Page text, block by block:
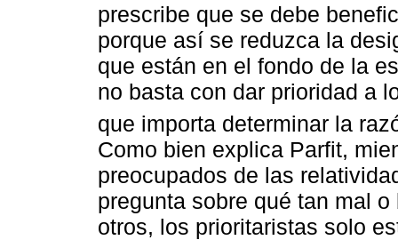
prescribe que se debe
porque así se reduzca la
que están en el fondo de la
no basta con dar prioridad a
que importa determinar la
Como bien explica Parfit,
preocupados de las
pregunta sobre qué tan mal
otros, los prioritaristas solo